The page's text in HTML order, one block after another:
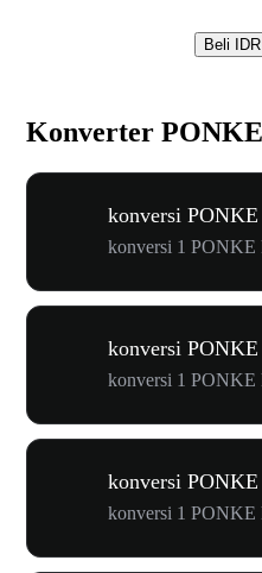
Beli
Konverter
konversi
konversi 1 PONKE
konversi
konversi 1 PONKE
konversi
konversi 1 PONKE